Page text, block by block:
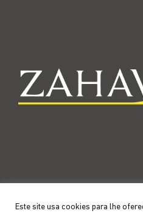
Este site usa cookies para lhe
Copyright 2026 ©Zahav- Todos